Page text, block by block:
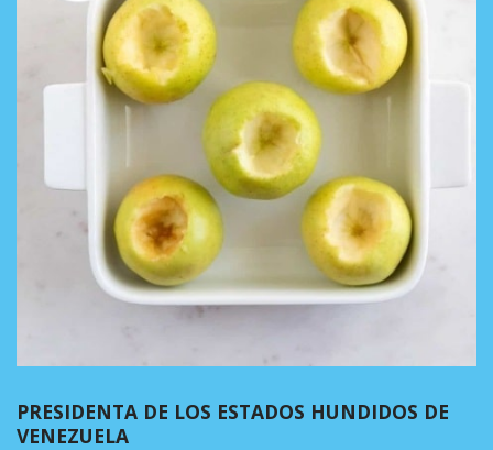
PRESIDENTA DE LOS ESTADOS HUNDIDOS DE
VENEZUELA